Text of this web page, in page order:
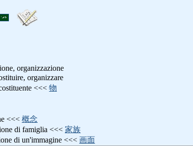
organizzazione
organizzare
<<< 物
<<< 概念
di famiglia <<< 家族
di un'immagine <<< 画面